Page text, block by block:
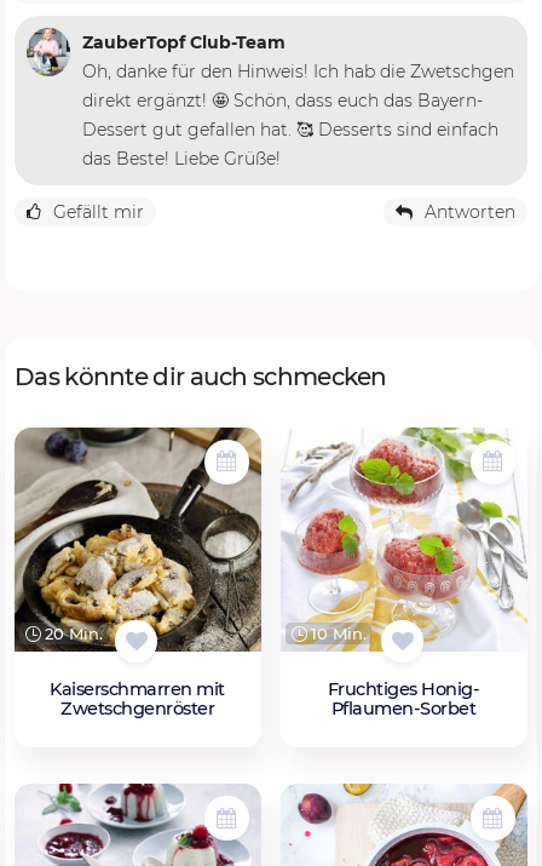
ZauberTopf Club-Team
Oh, danke für den Hinweis! Ich hab die Zwetschgen
direkt ergänzt! 🤩 Schön, dass euch das Bayern-
Dessert gut gefallen hat. 🥰 Desserts sind einfach
das Beste! Liebe Grüße!
Gefällt mir Antworten
Das könnte dir auch schmecken
20 Min.
Kaiserschmarren mit
Zwetschgenröster
10 Min.
Fruchtiges Honig-
Pflaumen-Sorbet